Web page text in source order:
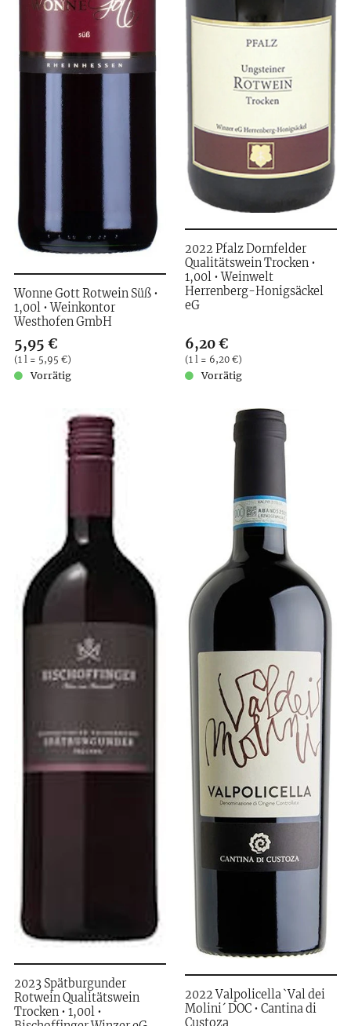
Wonne Gott Rotwein Süß •
1,00l • Weinkontor
Westhofen GmbH
Verkaufspreis: 5,95 €
5,95 €
Preis pro (1 l = 5,95 €)
(1 l = 5,95 €)
Vorrätig
2022 Pfalz Dornfelder
Qualitätswein Trocken •
1,00l • Weinwelt
Herrenberg-Honigsäckel
eG
Verkaufspreis: 6,20 €
6,20 €
Preis pro (1 l = 6,20 €)
(1 l = 6,20 €)
Vorrätig
2023 Spätburgunder
Rotwein Qualitätswein
Trocken • 1,00l •
2022 Valpolicella `Val dei
Molini´ DOC • Cantina di
Custoza